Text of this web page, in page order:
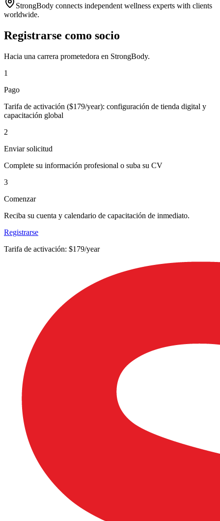
StrongBody connects independent wellness experts with clients
worldwide.
Registrarse como socio
Hacia una carrera prometedora en StrongBody.
1
Pago
Tarifa de activación ($179/year): configuración de tienda digital y
capacitación global
2
Enviar solicitud
Complete su información profesional o suba su CV
3
Comenzar
Reciba su cuenta y calendario de capacitación de inmediato.
Registrarse
Tarifa de activación: $179/year